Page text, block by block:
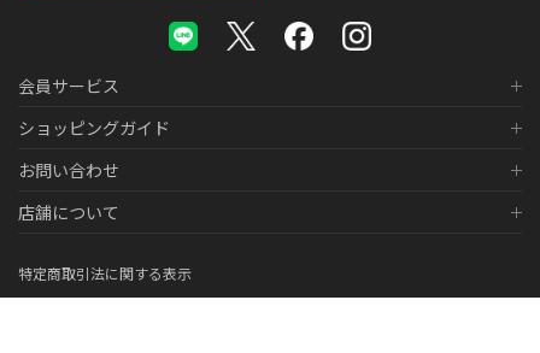
会員サービス
ショッピングガイド
お問い合わせ
店舗について
特定商取引法に関する表示